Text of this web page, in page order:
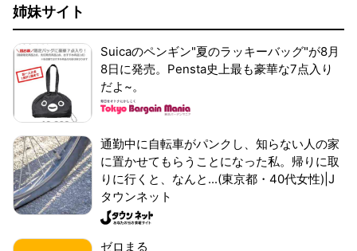
姉妹サイト
Suicaのペンギン"夏のラッキーバッグ"が8月
8日に発売。Pensta史上最も豪華な7点入り
だよ~。
通勤中に自転車がパンクし、知らない人の家
に置かせてもらうことになった私。帰りに取
りに行くと、なんと...(東京都・40代女性)|J
タウンネット
ゼロまる